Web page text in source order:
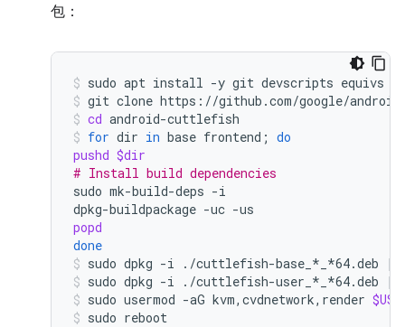
包：
sudo apt install -y git devscripts equivs
git clone https://github.com/google/
cd android-cuttlefish
for dir in base frontend ; do
pushd $dir
# Install build dependencies
sudo mk-build-deps -i
dpkg-buildpackage -uc
popd
done
sudo dpkg -i ./cuttlefish-base_*_*64.deb
||
sudo dpkg -i ./cuttlefish-user_*_*64.deb
||
sudo usermod -aG kvm,cvdnetwork,render
sudo reboot